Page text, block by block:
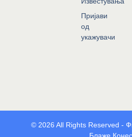
Пријави
од
укажувачи
© 2026 All Rights Reserved -